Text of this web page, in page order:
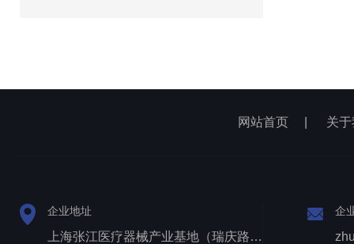
网站首页 关
企业地址
上海张江医疗器械产业基地（瑞庆路528号）
企